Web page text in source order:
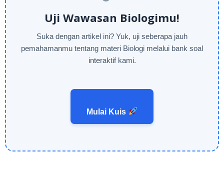
Uji Wawasan Biologimu!
Suka dengan artikel ini? Yuk, uji seberapa jauh
pemahamanmu tentang materi Biologi melalui bank soal
interaktif kami.
Mulai Kuis